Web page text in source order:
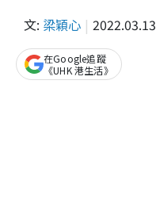
文: 梁穎心 2022.03.13
在Google追蹤
《UHK 港生活》